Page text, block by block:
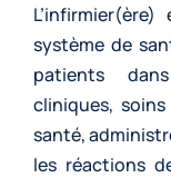
système de
patients
cliniques,
santé,
les réactions